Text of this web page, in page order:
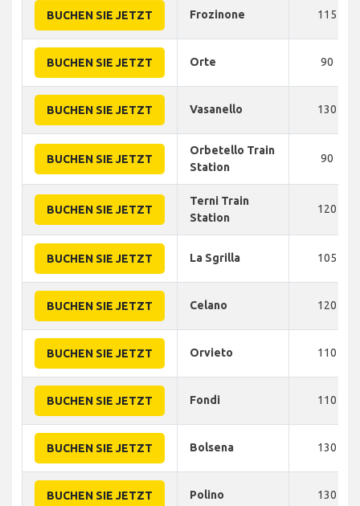
BUCHEN SIE JETZT Frozinone 115
BUCHEN SIE JETZT Orte 90
BUCHEN SIE JETZT Vasanello 130
BUCHEN SIE JETZT
Orbetello Train
Station
90
BUCHEN SIE JETZT
Terni Train
Station
120
BUCHEN SIE JETZT La Sgrilla 105
BUCHEN SIE JETZT Celano 120
BUCHEN SIE JETZT Orvieto 110
BUCHEN SIE JETZT Fondi 110
BUCHEN SIE JETZT Bolsena 130
BUCHEN SIE JETZT Polino 130